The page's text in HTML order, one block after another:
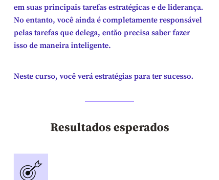
em suas principais tarefas estratégicas e de liderança.
No entanto, você ainda é completamente responsável
pelas tarefas que delega, então precisa saber fazer
isso de maneira inteligente.
Neste curso, você verá estratégias para ter sucesso.
Resultados esperados